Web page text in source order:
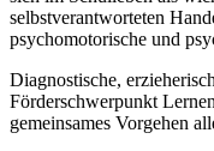
selbstverantworteten
psychomotorische und
Diagnostische,
Förderschwerpunkt
gemeinsames Vorgehen